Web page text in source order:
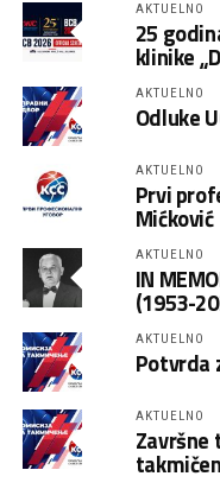
AKTUELNO
25
klinike
AKTUELNO
Odluke
AKTUELNO
Prvi
Mićković
AKTUELNO
IN
(1953-
AKTUELNO
Potvrda
AKTUELNO
Završne